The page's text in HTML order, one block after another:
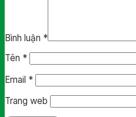
Bình luận *
Tên *
Email *
Trang web